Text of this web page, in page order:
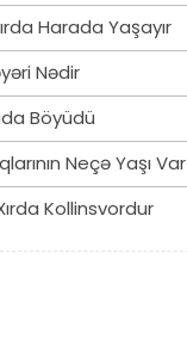
Harada Yaşayır
Nədir
Böyüdü
Neçə Yaşı Var
Kollinsvordur